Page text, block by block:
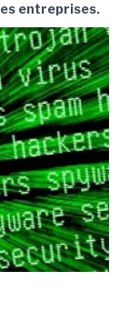
entreprises.